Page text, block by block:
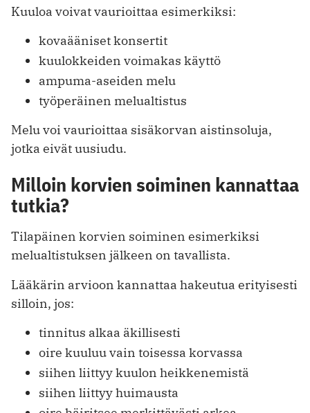
Kuuloa voivat vaurioittaa esimerkiksi:
kovaääniset konsertit
kuulokkeiden voimakas käyttö
ampuma-aseiden melu
työperäinen melualtistus
Melu voi vaurioittaa sisäkorvan aistinsoluja,
jotka eivät uusiudu.
Milloin korvien soiminen kannattaa
tutkia?
Tilapäinen korvien soiminen esimerkiksi
melualtistuksen jälkeen on tavallista.
Lääkärin arvioon kannattaa hakeutua erityisesti
silloin, jos:
tinnitus alkaa äkillisesti
oire kuuluu vain toisessa korvassa
siihen liittyy kuulon heikkenemistä
siihen liittyy huimausta